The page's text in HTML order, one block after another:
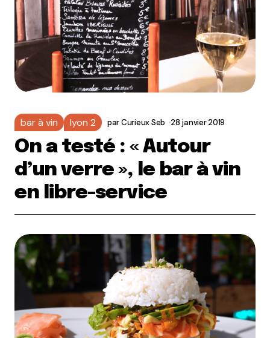
bar à vin lyon 2 parCurieux Seb 28 janvier 2019
On a testé : « Autour
d’un verre », le bar à vin
en libre-service